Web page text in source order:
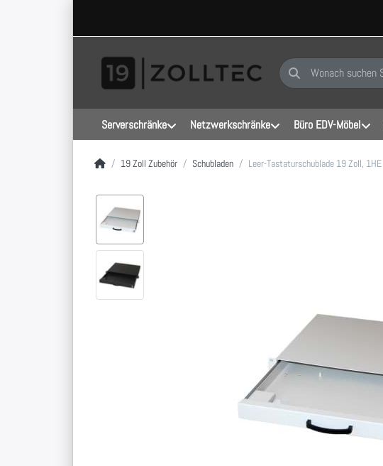
Geben Sie einen
Serverschränke Netzwerkschränke Büro EDV-Möbel
Startseite
19 Zoll Zubehör Schubladen Leer-Tastaturschublade 19 Zoll, 1HE